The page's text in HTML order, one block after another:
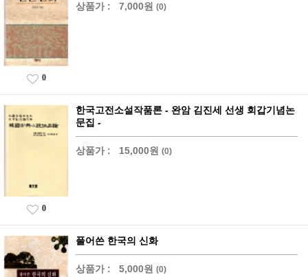
상품가 : 7,000원 (0)
0
한국고전소설작품론 - 완암 김진세 선생 회갑기념논
문집 -
상품가 : 15,000원 (0)
0
풀어쓴 한국의 신화
상품가 : 5,000원 (0)